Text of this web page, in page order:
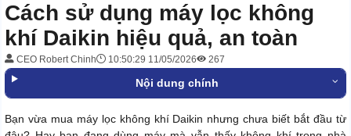
Cách sử dụng máy lọc không
khí Daikin hiệu quả, an toàn
CEO Robert Chinh 10:50:29 11/05/2026 267
Nội dung chính
Bạn vừa mua máy lọc không khí Daikin nhưng chưa biết bắt đầu từ